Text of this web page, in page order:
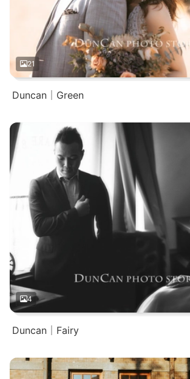
21
Duncan｜Green
4
Duncan｜Fairy